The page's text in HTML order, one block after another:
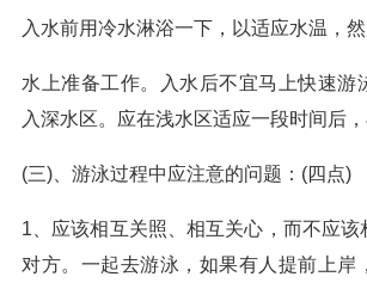
入水前用冷水淋浴一下，以适应水温，然
水上准备工作。入水后不宜马上快速游
入深水区。应在浅水区适应一段时间后，
(三)、游泳过程中应注意的问题：(四点)
1、应该相互关照、相互关心，而不应该
对方。一起去游泳，如果有人提前上岸